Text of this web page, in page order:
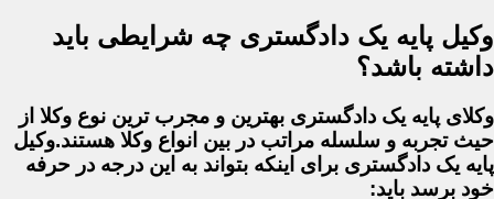
وکیل پایه یک دادگستری چه شرایطی باید
داشته باشد؟
وکلای پایه یک دادگستری بهترین و مجرب ترین نوع وکلا از
حیث تجربه و سلسله مراتب در بین انواع وکلا هستند.وکیل
پایه یک دادگستری برای اینکه بتواند به این درجه در حرفه
خود برسد باید: